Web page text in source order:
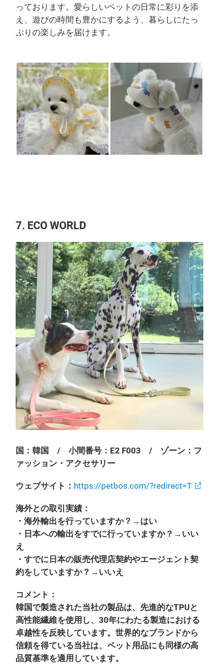
っております。愛らしいペットの日常に彩りを添
え、遊びの時間も豊かにするよう、暮らしにたっ
ぷりの楽しみを届けます。
7. ECO WORLD
国：韓国 / 小間番号：E2 F003 / ゾーン：フ
ァッション・アクセサリー
ウェブサイト： https://petbos.com/?redirect=T
海外との取引実績：
・海外輸出を行っていますか？→はい
・日本への輸出をすでに行っていますか？→いい
え
・すでに日本の販売代理店契約やエージェント契
約をしていますか？→いいえ
コメント：
韓国で製造された当社の製品は、先進的なTPUと
高性能繊維を使用し、30年にわたる製造における
卓越性を反映しています。世界的なブランドから
信頼を得ている当社は、ペット用品にも同様の高
品質基準を適用しています。